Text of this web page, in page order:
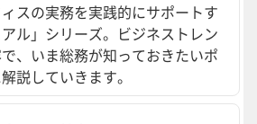
スの実務を実践的にサポートす
ル」シリーズ。ビジネストレン
、いま総務が知っておきたいポ
説していきます。